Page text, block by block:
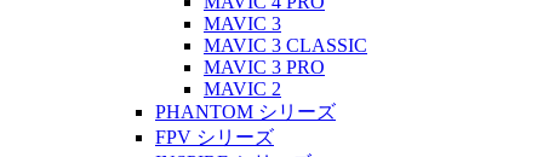
MAVIC 3
MAVIC 3 CLASSIC
MAVIC 3 PRO
MAVIC 2
PHANTOM シリーズ
FPV シリーズ